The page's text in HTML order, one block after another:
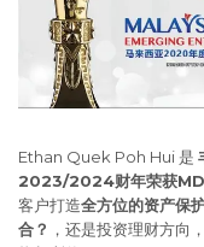
Ethan Quek Poh Hui 是
2023/2024财年荣获
客户打造全方位的资产保
合？ ，还是投资理财方向